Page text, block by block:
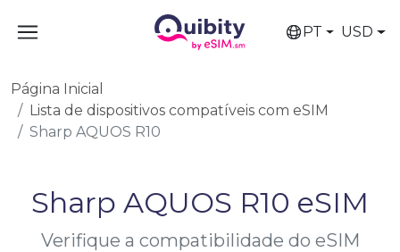
PT USD
Página Inicial
Lista de dispositivos compatíveis com eSIM
Sharp AQUOS R10
Sharp AQUOS R10 eSIM
Verifique a compatibilidade do eSIM